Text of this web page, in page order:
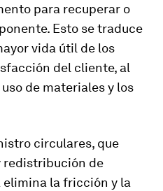
para recuperar o
Esto se traduce
vida útil de los
del cliente, al
de materiales y los
circulares, que
redistribución de
elimina la fricción y la